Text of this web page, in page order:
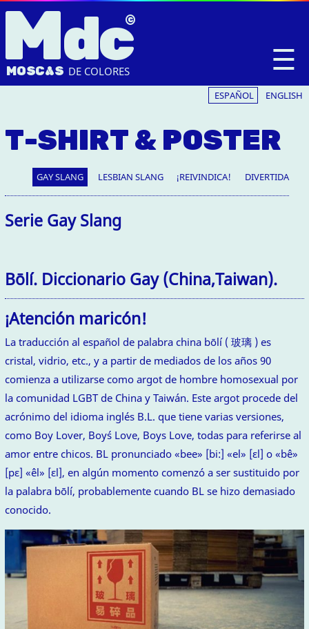
☰
Mdc
MOSCAS DE COLORES
ESPAÑOL ENGLISH
T-SHIRT & POSTER
GAY SLANG LESBIAN SLANG ¡REIVINDICA! DIVERTIDA
Serie Gay Slang
Bōlí. Diccionario Gay (China,Taiwan).
¡Atención maricón!
La traducción al español de palabra china bōlí ( 玻璃 ) es
cristal, vidrio, etc., y a partir de mediados de los años 90
comienza a utilizarse como argot de hombre homosexual por
la comunidad LGBT de China y Taiwán. Este argot procede del
acrónimo del idioma inglés B.L. que tiene varias versiones,
como Boy Lover, Boy´s Love, Boys Love, todas para referirse al
amor entre chicos. BL pronunciado «bee» [bi:] «el» [ɛl] o «bê»
[pɛ] «êl» [ɛl], en algún momento comenzó a ser sustituido por
la palabra bōlí, probablemente cuando BL se hizo demasiado
conocido.